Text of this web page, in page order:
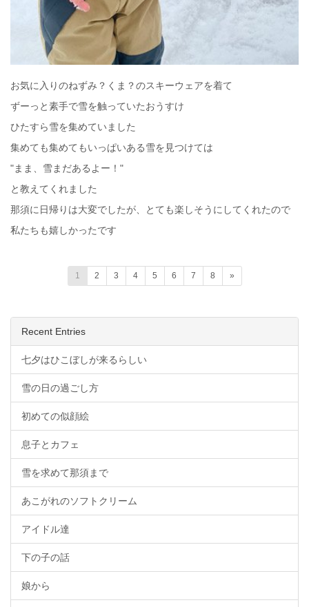
お気に入りのねずみ？くま？のスキーウェアを着て
ずーっと素手で雪を触っていたおうすけ
ひたすら雪を集めていました
集めても集めてもいっぱいある雪を見つけては
"まま、雪まだあるよー！"
と教えてくれました
那須に日帰りは大変でしたが、とても楽しそうにしてくれたので
私たちも嬉しかったです
1 2 3 4 5 6 7 8 »
Recent Entries
七夕はひこぼしが来るらしい
雪の日の過ごし方
初めての似顔絵
息子とカフェ
雪を求めて那須まで
あこがれのソフトクリーム
アイドル達
下の子の話
娘から